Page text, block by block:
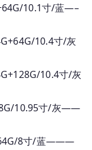
10.1寸/蓝—–
10.4寸/灰
10.4寸/灰
10.95寸/灰——
8寸/蓝———